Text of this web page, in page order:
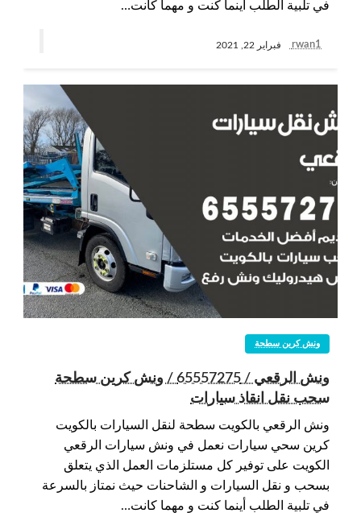
في تلبية الطلب أينما كنت و مهما كانت…
rwan1 فبراير 22, 2021
ونش كرين سطحة
ونش الرقعي / 65557275 / ونش كرين سطحة
سحب نقل انقاذ سيارات
ونش الرقعي بالكويت سطحة لنقل السيارات بالكويت
كرين سحي سيارات نعمل في ونش سيارات الرقعي
الكويت على توفير كل مستلزمات العمل الذي يتعلق
بسحب و نقل السيارات و الشاحنات حيث نمتاز بالسرعة
في تلبية الطلب أينما كنت و مهما كانت…